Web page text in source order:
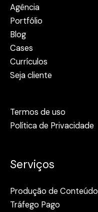
Agência
Portfólio
Blog
Cases
Currículos
Seja cliente
Termos de uso
Política de Privacidade
Serviços
Produção de Conteúdo
Tráfego Pago